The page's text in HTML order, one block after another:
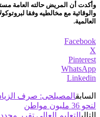
وأكدت أن المريض حالته العامة
والوقائية مع مخالطيه وفقا
العالمية.
Facebook
X
Pinterest
WhatsApp
Linkedin
السابقالمصيلحى: صرف
لنحو 36 مليون مواطن
التاليالتعليم العالى تقرر